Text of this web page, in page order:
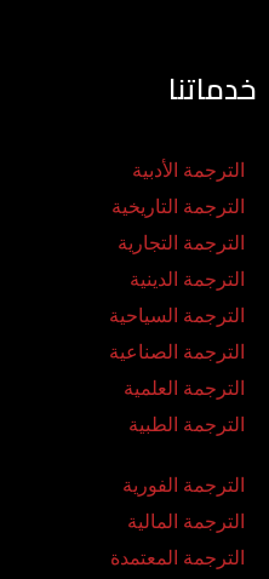
خدماتنا
الترجمة الأدبية
الترجمة التاريخية
الترجمة التجارية
الترجمة الدينية
الترجمة السياحية
الترجمة الصناعية
الترجمة العلمية
الترجمة الطبية
الترجمة الفورية
الترجمة المالية
الترجمة المعتمدة